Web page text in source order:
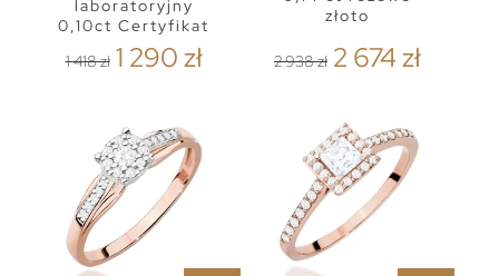
laboratoryjny
0,10ct Certyfikat
1 418 zł 1 290 zł
złoto
2 938 zł 2 674 zł